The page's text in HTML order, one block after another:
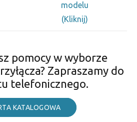
modelu
(Kliknij)
pomocy w wyborze
Zapraszamy do
telefonicznego.
KATALOGOWA